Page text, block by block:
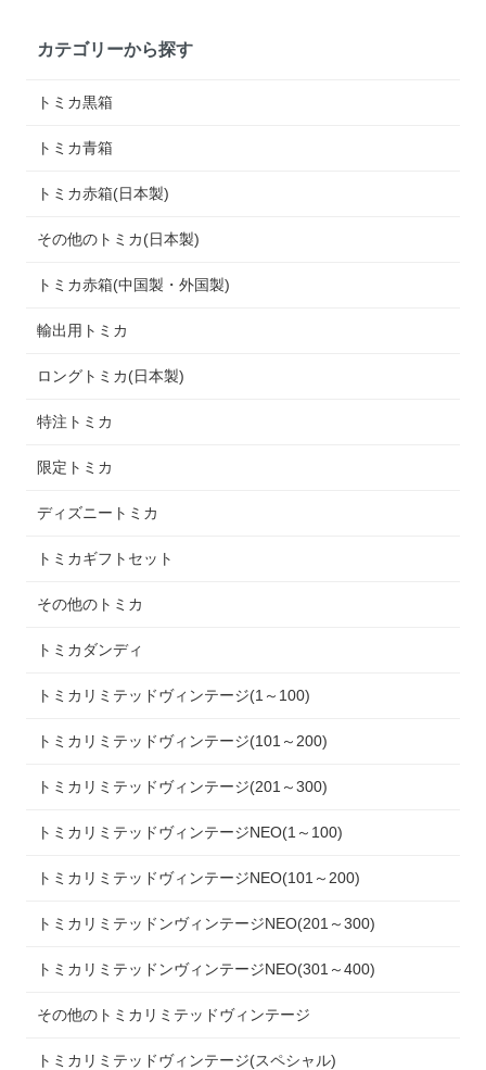
カテゴリーから探す
トミカ黒箱
トミカ青箱
トミカ赤箱(日本製)
その他のトミカ(日本製)
トミカ赤箱(中国製・外国製)
輸出用トミカ
ロングトミカ(日本製)
特注トミカ
限定トミカ
ディズニートミカ
トミカギフトセット
その他のトミカ
トミカダンディ
トミカリミテッドヴィンテージ(1～100)
トミカリミテッドヴィンテージ(101～200)
トミカリミテッドヴィンテージ(201～300)
トミカリミテッドヴィンテージNEO(1～100)
トミカリミテッドヴィンテージNEO(101～200)
トミカリミテッドンヴィンテージNEO(201～300)
トミカリミテッドンヴィンテージNEO(301～400)
その他のトミカリミテッドヴィンテージ
トミカリミテッドヴィンテージ(スペシャル)